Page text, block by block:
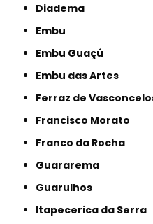
Diadema
Embu
Embu Guaçú
Embu das Artes
Ferraz de
Francisco Morato
Franco da Rocha
Guararema
Guarulhos
Itapecerica da Serra